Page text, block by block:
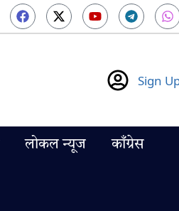
Sign
लोकल न्यूज काँग्रेस